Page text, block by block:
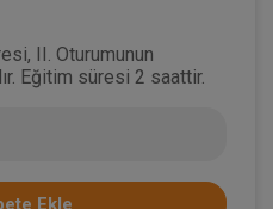
II. Oturumunun
Eğitim süresi 2 saattir.
Ekle